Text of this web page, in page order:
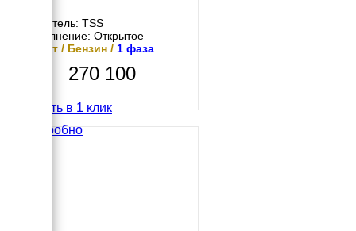
Двигатель: TSS
Исполнение: Открытое
12 кВт / Бензин / 1 фаза
270 100
Купить в 1 клик
Подробно